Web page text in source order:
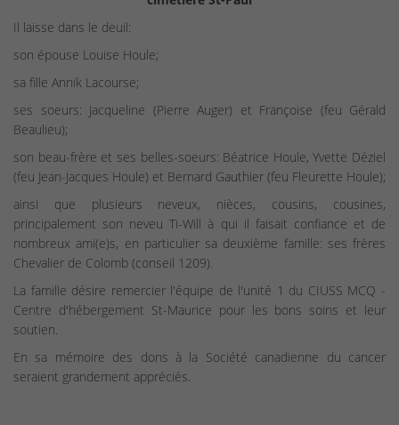
Il laisse dans le deuil:
son épouse Louise Houle;
sa fille Annik Lacourse;
ses soeurs: Jacqueline (Pierre Auger) et Françoise (feu Gérald
Beaulieu);
son beau-frère et ses belles-soeurs: Béatrice Houle, Yvette Déziel
(feu Jean-Jacques Houle) et Bernard Gauthier (feu Fleurette Houle);
ainsi que plusieurs neveux, nièces, cousins, cousines,
principalement son neveu Ti-Will à qui il faisait confiance et de
nombreux ami(e)s, en particulier sa deuxième famille: ses frères
Chevalier de Colomb (conseil 1209).
La famille désire remercier l'équipe de l'unité 1 du CIUSS MCQ -
Centre d'hébergement St-Maurice pour les bons soins et leur
soutien.
En sa mémoire des dons à la Société canadienne du cancer
seraient grandement appréciés.